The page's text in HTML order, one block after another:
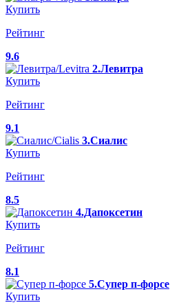
Купить
Рейтинг
9.6
2.Левитра
Купить
Рейтинг
9.1
3.Сиалис
Купить
Рейтинг
8.5
4.Дапоксетин
Купить
Рейтинг
8.1
5.Супер п-форсе
Купить